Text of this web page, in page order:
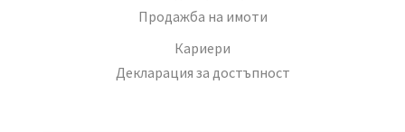
Продажба на имоти
Кариери
Декларация за достъпност